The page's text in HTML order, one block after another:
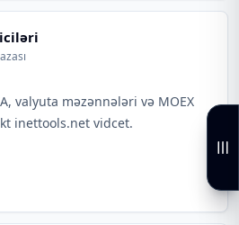
valyuta məzənnələri və MOEX
inettools.net vidcet.